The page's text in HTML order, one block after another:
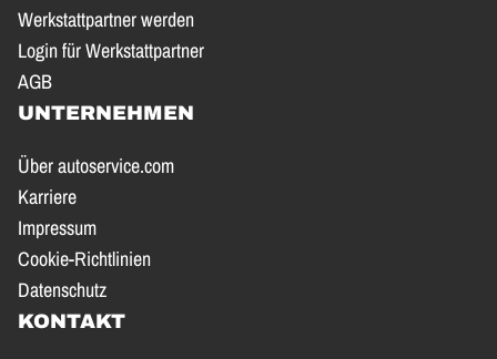
Werkstattpartner werden
Login für Werkstattpartner
AGB
UNTERNEHMEN
Über autoservice.com
Karriere
Impressum
Cookie-Richtlinien
Datenschutz
KONTAKT